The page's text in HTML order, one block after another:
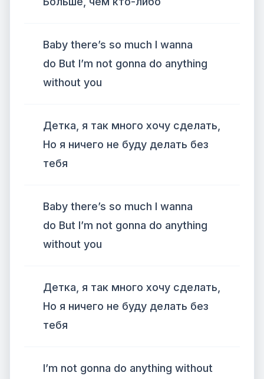
Baby there’s so much I wanna
do But I’m not gonna do anything
without you
Детка, я так много хочу сделать,
Но я ничего не буду делать без
тебя
Baby there’s so much I wanna
do But I’m not gonna do anything
without you
Детка, я так много хочу сделать,
Но я ничего не буду делать без
тебя
I’m not gonna do anything without